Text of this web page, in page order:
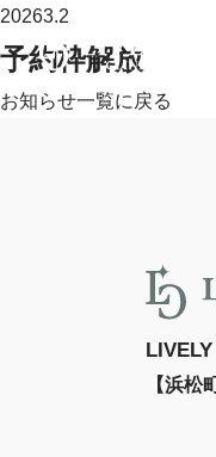
20263.2
予約枠解放
お知らせ一覧に戻る
【浜松